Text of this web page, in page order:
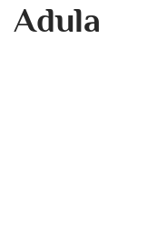
Adula